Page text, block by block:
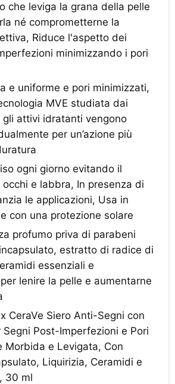
che leviga la grana della pelle
né comprometterne la
Riduce l'aspetto dei
minimizzando i pori
e uniforme e pori minimizzati,
MVE studiata dai
attivi idratanti vengono
per un’azione più
ogni giorno evitando il
e labbra, In presenza di
le applicazioni, Usa in
con una protezione solare
profumo priva di parabeni
estratto di radice di
essenziali e
lenire la pelle e aumentarne
CeraVe Siero Anti-Segni con
Segni Post-Imperfezioni e Pori
Morbida e Levigata, Con
Liquirizia, Ceramidi e
30 ml